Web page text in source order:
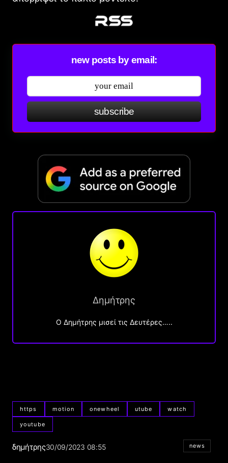
new posts by email:
subscribe
Δημήτρης
O Δημήτρης μισεί τις Δευτέρες…..
https motion onewheel utube watch
youtube
δημήτρης30/09/2023 08:55 news